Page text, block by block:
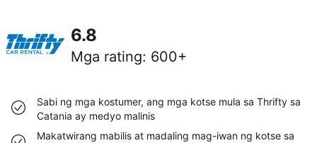
6.8
Mga rating: 600+
Sabi ng mga kostumer, ang mga kotse mula sa Thrifty sa
Catania ay medyo malinis
Makatwirang mabilis at madaling mag-iwan ng kotse sa